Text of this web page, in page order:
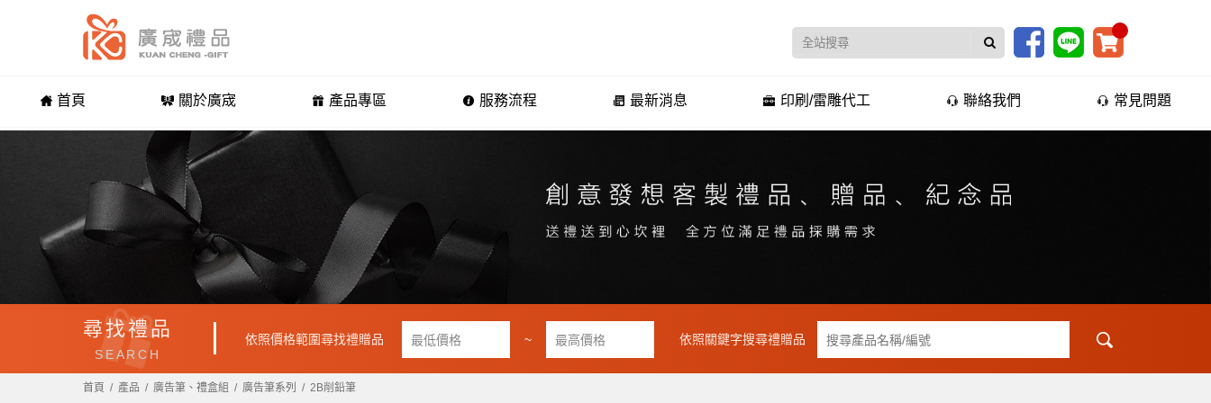
首頁 關於廣宬 產品專區 服務流程 最新消息 印刷/雷雕代工 聯絡我們 常見問題
尋找禮品
SEARCH
依照價格範圍尋找禮贈品 ~ 依照關鍵字搜尋禮贈品
首頁 產品 廣告筆、禮盒組 廣告筆系列 2B削鉛筆